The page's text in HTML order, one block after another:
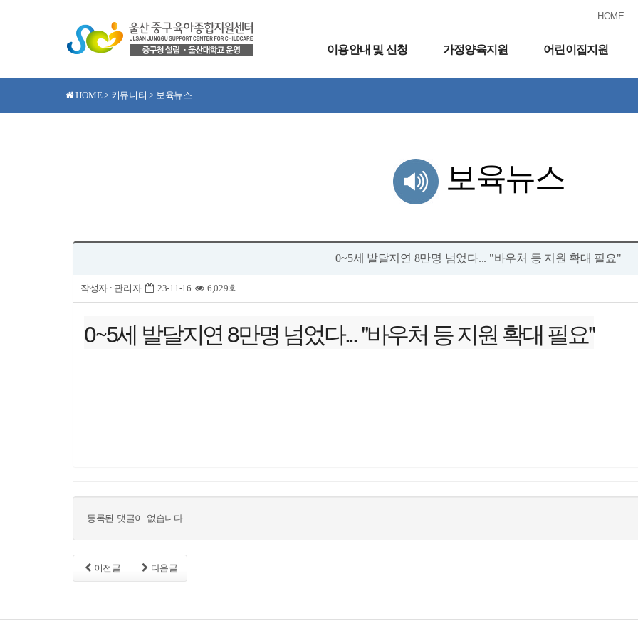
HOME
이용안내 및 신청 가정양육지원 어린이집지원
HOME > 커뮤니티 > 보육뉴스
보육뉴스
0~5세 발달지연 8만명 넘었다... "바우처 등 지원 확대 필요"
작성자 : 관리자 23-11-16 6,029회
0~5세 발달지연 8만명 넘었다... "바우처 등 지원 확대 필요"
등록된 댓글이 없습니다.
이전글 다음글